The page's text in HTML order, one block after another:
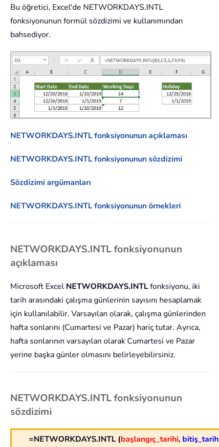
Bu öğretici, Excel'de NETWORKDAYS.INTL
fonksiyonunun formül sözdizimi ve kullanımından
bahsediyor.
NETWORKDAYS.INTL fonksiyonunun açıklaması
NETWORKDAYS.INTL fonksiyonunun sözdizimi
Sözdizimi argümanları
NETWORKDAYS.INTL fonksiyonunun örnekleri
NETWORKDAYS.INTL fonksiyonunun
açıklaması
Microsoft Excel NETWORKDAYS.INTLfonksiyonu, iki
tarih arasındaki çalışma günlerinin sayısını hesaplamak
için kullanılabilir. Varsayılan olarak, çalışma günlerinden
hafta sonlarını (Cumartesi ve Pazar) hariç tutar. Ayrıca,
hafta sonlarının varsayılan olarak Cumartesi ve Pazar
yerine başka günler olmasını belirleyebilirsiniz.
NETWORKDAYS.INTL fonksiyonunun
sözdizimi
=NETWORKDAYS.INTL (başlangıç_tarihi,